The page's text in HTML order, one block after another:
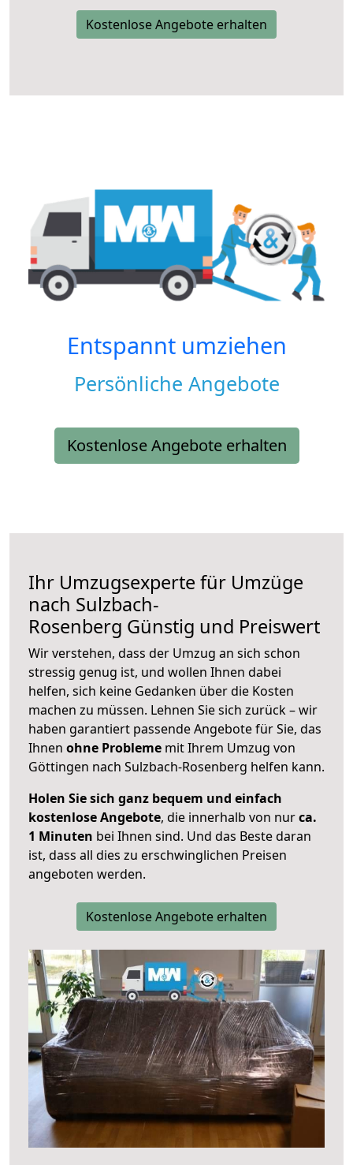
Kostenlose Angebote erhalten
Entspannt umziehen
Persönliche Angebote
Kostenlose Angebote erhalten
Ihr Umzugsexperte für Umzüge
nach Sulzbach-
Rosenberg Günstig und Preiswert
Wir verstehen, dass der Umzug an sich schon
stressig genug ist, und wollen Ihnen dabei
helfen, sich keine Gedanken über die Kosten
machen zu müssen. Lehnen Sie sich zurück – wir
haben garantiert passende Angebote für Sie, das
Ihnen ohne Probleme mit Ihrem Umzug von
Göttingen nach Sulzbach-Rosenberg helfen kann.
Holen Sie sich ganz bequem und einfach
kostenlose Angebote, die innerhalb von nurca.
1 Minuten bei Ihnen sind. Und das Beste daran
ist, dass all dies zu erschwinglichen Preisen
angeboten werden.
Kostenlose Angebote erhalten